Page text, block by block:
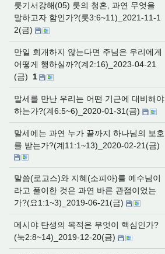
룻기서강해(05) 룻의 청혼, 과연 무엇을
말하고자 함인가?(룻3:6~11)_2021-11-1
2(금)
만일 회개하지 않는다면 주님은 우리에게
어떻게 행하실까?(계2:16)_2023-04-21
(금)
1
말세를 만난 우리는 어떤 기근에 대비해야
하는가?(계6:5~6)_2020-01-31(금)
말세에는 과연 누가 끝까지 하나님의 보호
를 받는가?(계11:1~13)_2020-02-21(금)
말씀(로고스)와 지혜(소피아)를 예수님이
라고 풀이한 것은 과연 바른 관점이었는
가?(요1:1~3)_2019-06-21(금)
메시야 탄생의 목적은 무엇이 핵심인가?
(눅2:8~14)_2019-12-20(금)